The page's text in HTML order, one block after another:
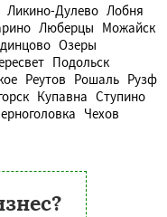
Ликино-Дулево Лобня
Люберцы Можайск
Озеры
Подольск
Реутов Рошаль Рузф
Купавна Ступино
Чехов